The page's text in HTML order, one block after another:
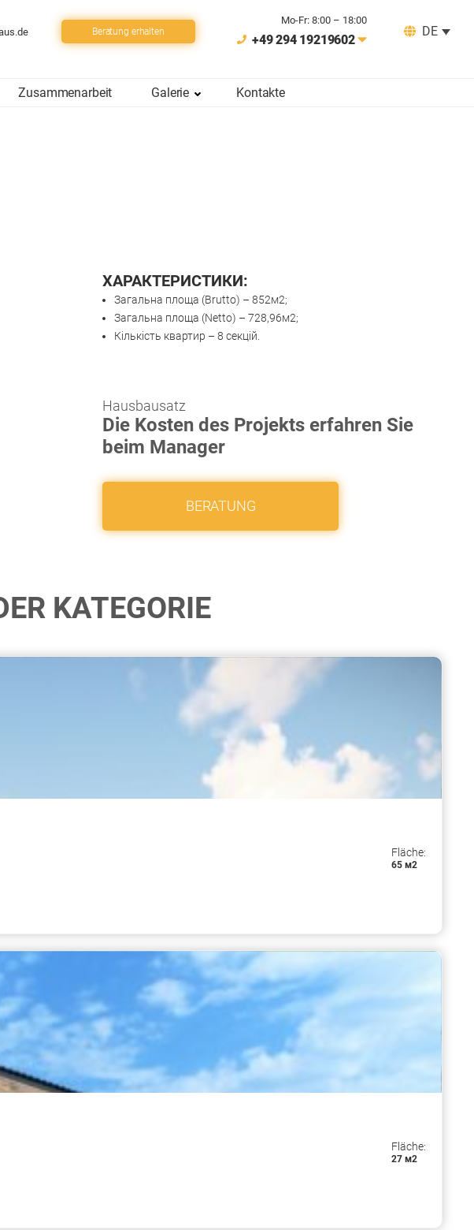
Beratung erhalten
Mo-Fr: 8:00 – 18:00
+49 294 19219602
DE
Zusammenarbeit Galerie Kontakte
ХАРАКТЕРИСТИКИ:
Загальна площа (Brutto) – 852м2;
Загальна площа (Netto) – 728,96м2;
Кількість квартир – 8 секцій.
Hausbausatz
Die Kosten des Projekts erfahren Sie
beim Manager
BERATUNG
KATEGORIE
Fläche:
65 м2
Fläche:
27 м2